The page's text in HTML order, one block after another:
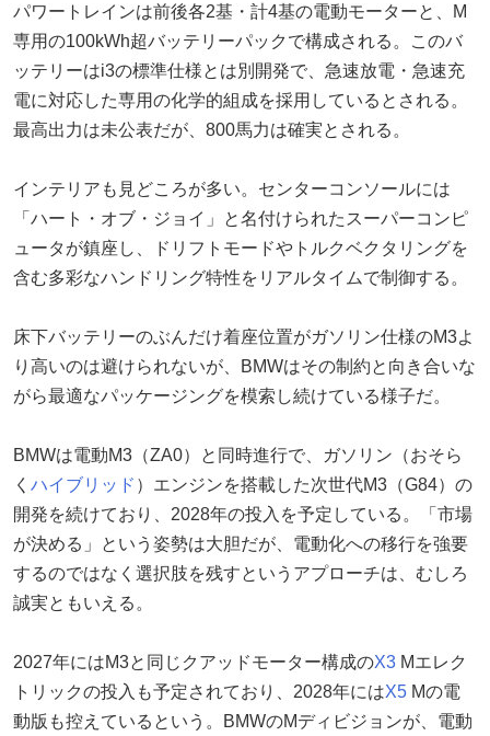
パワートレインは前後各2基・計4基の電動モーターと、M
専用の100kWh超バッテリーパックで構成される。このバ
ッテリーはi3の標準仕様とは別開発で、急速放電・急速充
電に対応した専用の化学的組成を採用しているとされる。
最高出力は未公表だが、800馬力は確実とされる。
インテリアも見どころが多い。センターコンソールには
「ハート・オブ・ジョイ」と名付けられたスーパーコンピ
ュータが鎮座し、ドリフトモードやトルクベクタリングを
含む多彩なハンドリング特性をリアルタイムで制御する。
床下バッテリーのぶんだけ着座位置がガソリン仕様のM3よ
り高いのは避けられないが、BMWはその制約と向き合いな
がら最適なパッケージングを模索し続けている様子だ。
BMWは電動M3（ZA0）と同時進行で、ガソリン（おそら
く ハイブリッド ）エンジンを搭載した次世代M3（G84）の
開発を続けており、2028年の投入を予定している。「市場
が決める」という姿勢は大胆だが、電動化への移行を強要
するのではなく選択肢を残すというアプローチは、むしろ
誠実ともいえる。
2027年にはM3と同じクアッドモーター構成のX3 Mエレク
トリックの投入も予定されており、2028年にはX5 Mの電
動版も控えているという。BMWのMディビジョンが、電動